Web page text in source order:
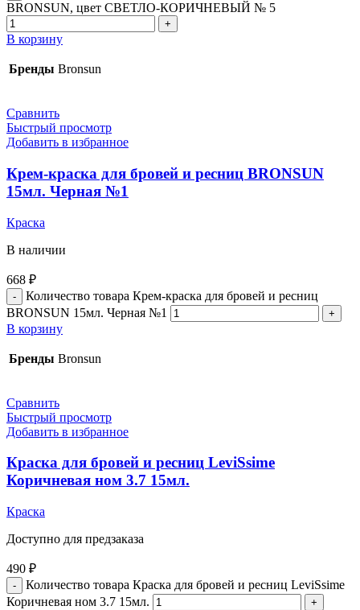
BRONSUN, цвет СВЕТЛО-КОРИЧНЕВЫЙ № 5
В корзину
Бренды Bronsun
Сравнить
Быстрый просмотр
Добавить в избранное
Крем-краска для бровей и ресниц BRONSUN
15мл. Черная №1
Краска
В наличии
668 ₽
Количество товара Крем-краска для бровей и ресниц
BRONSUN 15мл. Черная №1
В корзину
Бренды Bronsun
Сравнить
Быстрый просмотр
Добавить в избранное
Краска для бровей и ресниц LeviSsime
Коричневая ном 3.7 15мл.
Краска
Доступно для предзаказа
490 ₽
Количество товара Краска для бровей и ресниц LeviSsime
Коричневая ном 3.7 15мл.